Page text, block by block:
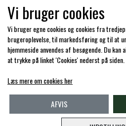
Hos os kan du betale med:
Vi bruger cookies
Vi bruger egne cookies og cookies fra
brugeroplevelse, til markedsføring og til at
hjemmeside anvendes af besøgende. Du
at trykke på linket 'Cookies' nederst på siden.
Læs mere om cookies her
AFVIS